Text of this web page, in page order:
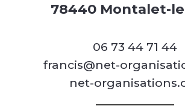
78440 Montalet-
06 73 44 71 44
francis@net-
net-